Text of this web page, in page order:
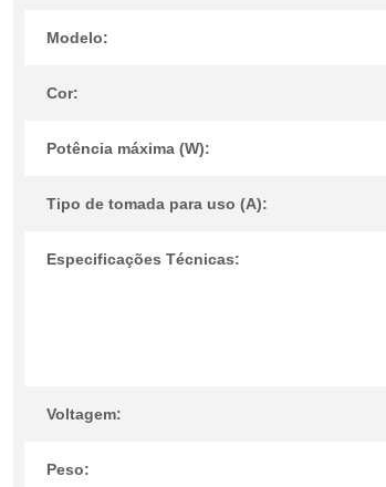
Modelo:
Cor:
Potência máxima (W):
Tipo de tomada para uso (A):
Especificações Técnicas:
Voltagem:
Peso: